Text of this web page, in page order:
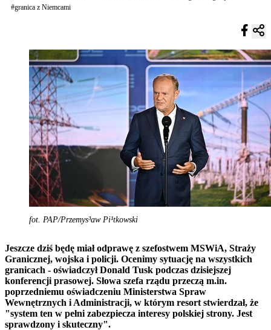
#granica z Niemcami
fot. PAP/Przemys³aw Pi¹tkowski
Jeszcze dziś będę miał odprawę z szefostwem MSWiA, Straży
Granicznej, wojska i policji. Ocenimy sytuację na wszystkich
granicach - oświadczył Donald Tusk podczas dzisiejszej
konferencji prasowej. Słowa szefa rządu przeczą m.in.
poprzedniemu oświadczeniu Ministerstwa Spraw
Wewnętrznych i Administracji, w którym resort stwierdzał, że
"system ten w pełni zabezpiecza interesy polskiej strony. Jest
sprawdzony i skuteczny".